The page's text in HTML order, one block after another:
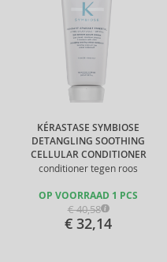
KÉRASTASE SYMBIOSE
DETANGLING SOOTHING
CELLULAR CONDITIONER
conditioner tegen roos
OP VOORRAAD 1 PCS
€ 40,58
€ 32,14